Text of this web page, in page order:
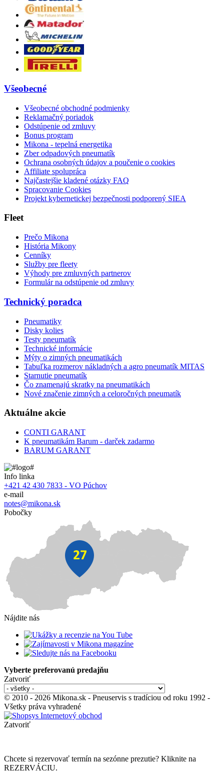
Všeobecné
Všeobecné obchodné podmienky
Reklamačný poriadok
Odstúpenie od zmluvy
Bonus program
Mikona - tepelná energetika
Zber odpadových pneumatík
Ochrana osobných údajov a poučenie o cookies
Affiliate spolupráca
Najčastejšie kladené otázky FAQ
Spracovanie Cookies
Projekt kybernetickej bezpečnosti podporený SIEA
Fleet
Prečo Mikona
História Mikony
Cenníky
Služby pre fleety
Výhody pre zmluvných partnerov
Formulár na odstúpenie od zmluvy
Technický poradca
Pneumatiky
Disky kolies
Testy pneumatík
Technické informácie
Mýty o zimných pneumatikách
Tabuľka rozmerov nákladných a agro pneumatík MITAS
Starnutie pneumatík
Čo znamenajú skratky na pneumatikách
Nové značenie zimných a celoročných pneumatík
Aktuálne akcie
CONTI GARANT
K pneumatikám Barum - darček zadarmo
BARUM GARANT
Info linka
+421 42 430 7833 - VO Púchov
e-mail
notes@mikona.sk
Pobočky
Nájdite nás
Vyberte preferovanú predajňu
Zatvoriť
© 2010 - 2026 Mikona.sk - Pneuservis s tradíciou od roku 1992 -
Všetky práva vyhradené
Zatvoriť
Chcete si rezervovať termín na sezónne prezutie? Kliknite na
REZERVÁCIU.